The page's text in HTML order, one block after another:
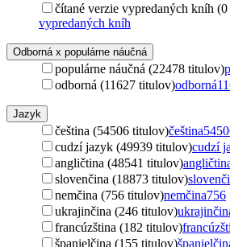
čítané verzie vypredaných kníh
vypredaných kníh
Odborná x populárne náučná
populárne náučná (22478 titulov)
odborná (11627 titulov)odborná
Jazyk
čeština (54506 titulov)čeština
cudzí jazyk (49939 titulov)cudzí
angličtina (48541 titulov)
slovenčina (18873 titulov)
nemčina (756 titulov)nemčina756
ukrajinčina (246 titulov)
francúzština (182 titulov)
španielčina (155 titulov)